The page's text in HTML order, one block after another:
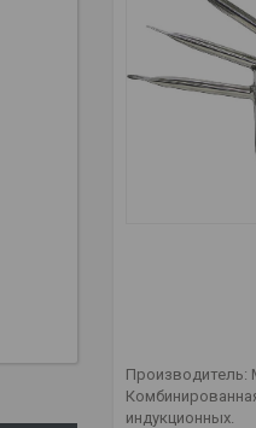
Производитель:
индукционных.